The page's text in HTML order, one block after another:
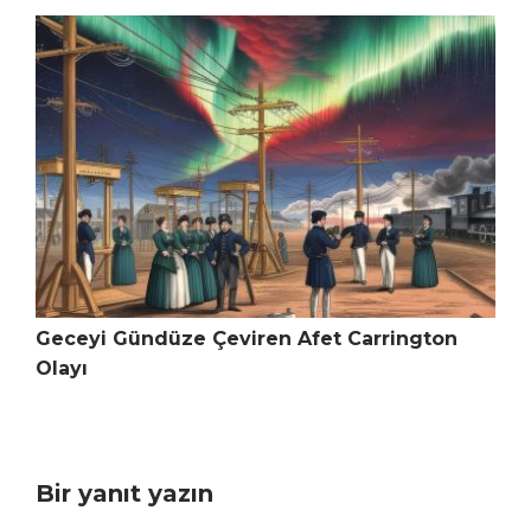
Geceyi Gündüze Çeviren Afet Carrington
Olayı
Bir yanıt yazın